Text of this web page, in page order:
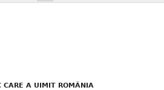
CARE A UIMIT ROMÂNIA